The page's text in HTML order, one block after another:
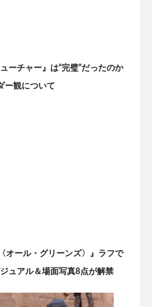
ーチャー』は“完璧”だったのか
ー観について
オール・グリーンズ〉』ラフで
ュアル＆場面写真8点が解禁